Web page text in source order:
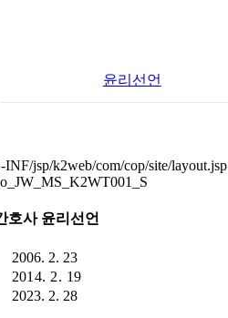
윤리선언
jsp/k2web/com/cop/site/layout.jsp
호사 윤리선언
2006. 2. 23
2014. 2. 19
2023. 2. 28